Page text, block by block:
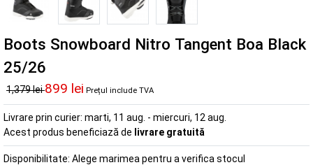
Boots Snowboard Nitro Tangent Boa Black
25/26
1,379 lei899 lei Prețul include TVA
Livrare prin curier: marti, 11 aug. - miercuri, 12 aug.
Acest produs beneficiază de livrare gratuită
Disponibilitate: Alege marimea pentru a verifica stocul